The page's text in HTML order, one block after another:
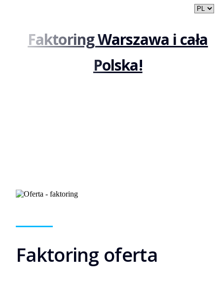
Faktoring Warszawa i cała
Polska!
Faktoring oferta